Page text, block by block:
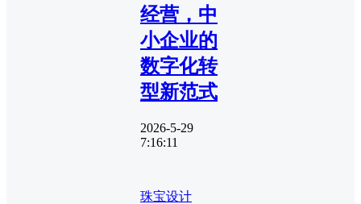
经营，中
小企业的
数字化转
型新范式
2026-5-29
7:16:11
珠宝设计